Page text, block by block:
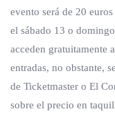
evento será de 20
el sábado 13 o
acceden gratuitamente
entradas, no obstante,
de Ticketmaster o El
sobre el precio en